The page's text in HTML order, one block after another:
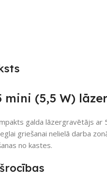
mini (5,5 W)
galda lāzergravētājs
griešanai nelielā darba
no kastes.